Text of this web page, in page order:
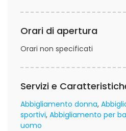
Orari di apertura
Orari non specificati
Servizi e
Abbigliamento donna
sportivi Abbigliamento per
uomo